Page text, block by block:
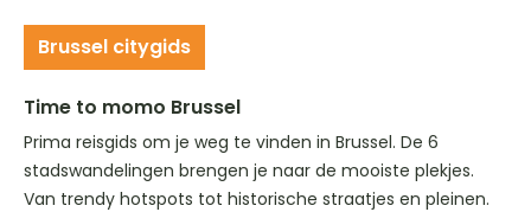
Brussel citygids
Time to momo Brussel
Prima reisgids om je weg te vinden in Brussel. De 6
stadswandelingen brengen je naar de mooiste plekjes.
Van trendy hotspots tot historische straatjes en pleinen.